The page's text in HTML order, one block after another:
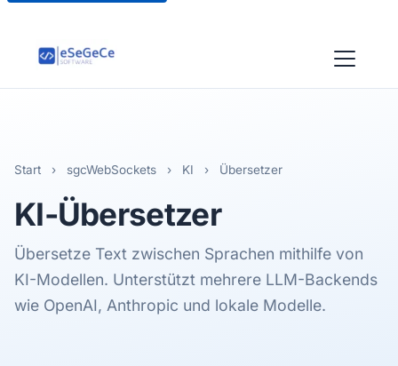
Start › sgcWebSockets › KI › Übersetzer
KI-Übersetzer
Übersetze Text zwischen Sprachen mithilfe von
KI-Modellen. Unterstützt mehrere LLM-Backends
wie OpenAI, Anthropic und lokale Modelle.